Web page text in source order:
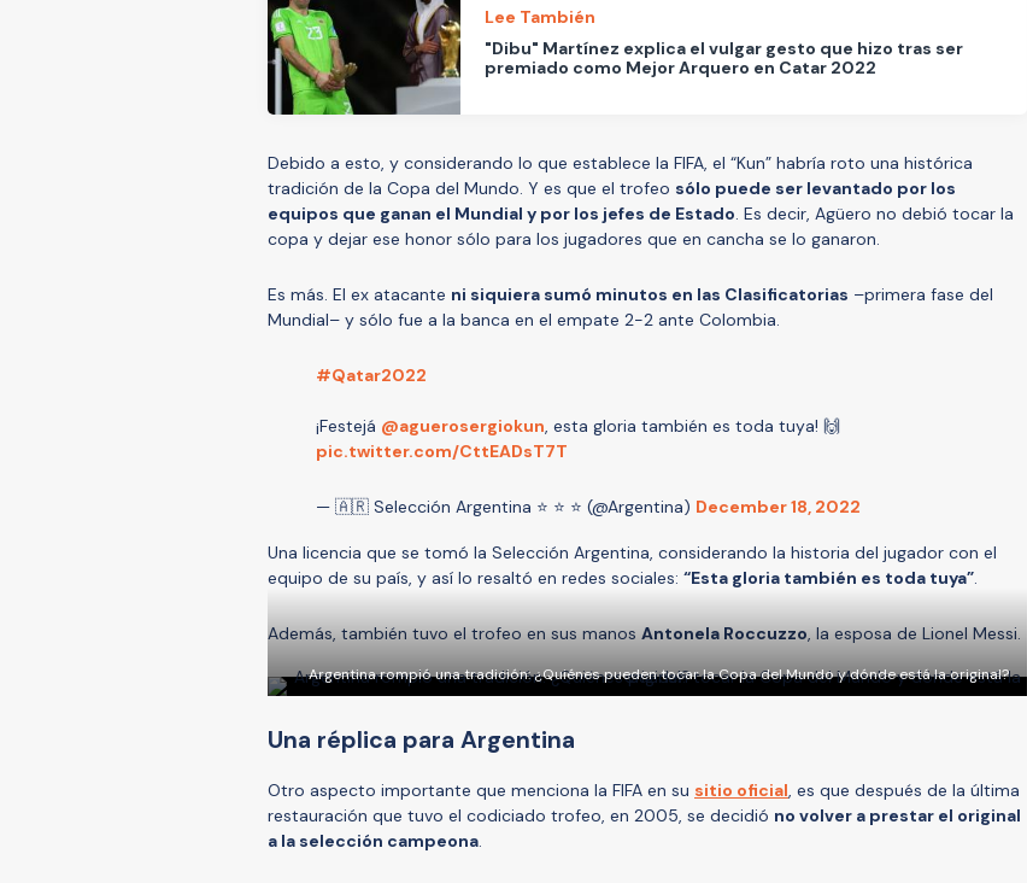
Lee También
"Dibu" Martínez explica el vulgar gesto que hizo tras ser
premiado como Mejor Arquero en Catar 2022
Debido a esto, y considerando lo que establece la FIFA, el “Kun” habría roto una histórica
tradición de la Copa del Mundo. Y es que el trofeo sólo puede ser levantado por los
equipos que ganan el Mundial y por los jefes de Estado. Es decir, Agüero no debió tocar la
copa y dejar ese honor sólo para los jugadores que en cancha se lo ganaron.
Es más. El ex atacante ni siquiera sumó minutos en las Clasificatorias –primera fase del
Mundial– y sólo fue a la banca en el empate 2-2 ante Colombia.
#Qatar2022
¡Festejá @aguerosergiokun, esta gloria también es toda tuya! 🙌
pic.twitter.com/CttEADsT7T
— 🇦🇷 Selección Argentina ⭐ ⭐ ⭐ (@Argentina) December 18, 2022
Una licencia que se tomó la Selección Argentina, considerando la historia del jugador con el
equipo de su país, y así lo resaltó en redes sociales: “Esta gloria también es toda tuya”.
Además, también tuvo el trofeo en sus manos Antonela Roccuzzo, la esposa de Lionel Messi.
Argentina rompió una tradición: ¿Quiénes pueden tocar la Copa del Mundo y dónde está la original?
Una réplica para Argentina
Otro aspecto importante que menciona la FIFA en su sitio oficial, es que después de la última
restauración que tuvo el codiciado trofeo, en 2005, se decidió no volver a prestar el original
a la selección campeona.